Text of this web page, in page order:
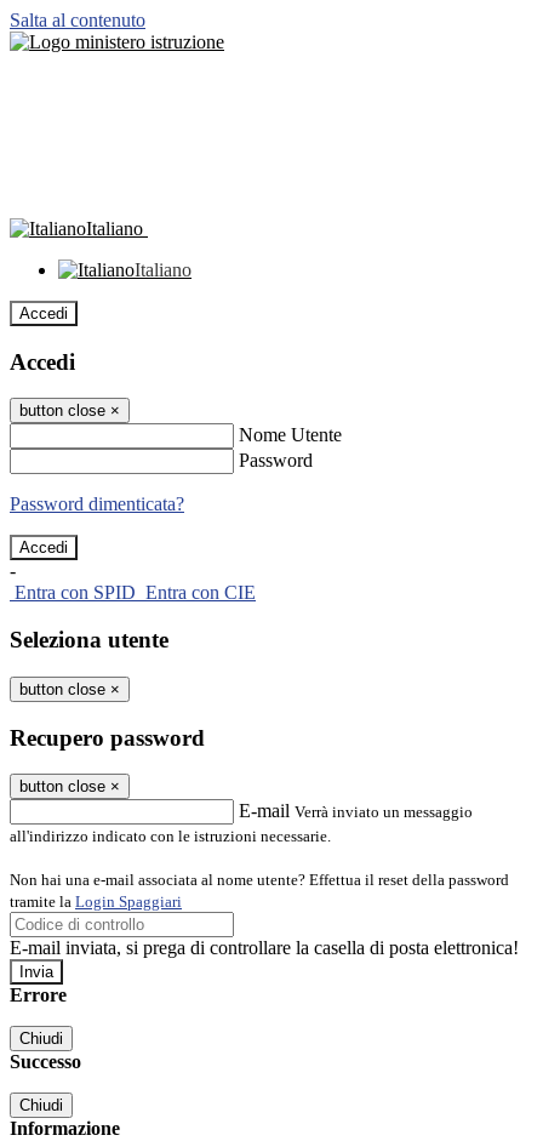
Salta al contenuto
Italiano
Italiano
Accedi
Accedi
button close ×
Nome Utente
Password
Password dimenticata?
-
Entra con SPID Entra con CIE
Seleziona utente
button close ×
Recupero password
button close ×
E-mail Verrà inviato un messaggio
all'indirizzo indicato con le istruzioni necessarie.
Non hai una e-mail associata al nome utente? Effettua il reset della password
tramite la Login Spaggiari
E-mail inviata, si prega di controllare la casella di posta elettronica!
Errore
Chiudi
Successo
Chiudi
Informazione